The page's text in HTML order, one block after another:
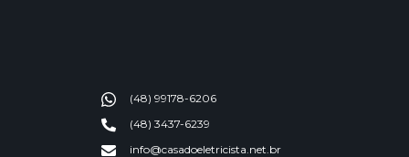
(48) 99178-6206
(48) 3437-6239
info@casadoeletricista.net.br